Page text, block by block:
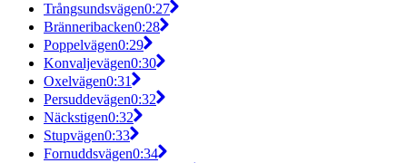
Trångsundsvägen0:27
Bränneribacken0:28
Poppelvägen0:29
Konvaljevägen0:30
Oxelvägen0:31
Persuddevägen0:32
Näckstigen0:32
Stupvägen0:33
Fornuddsvägen0:34